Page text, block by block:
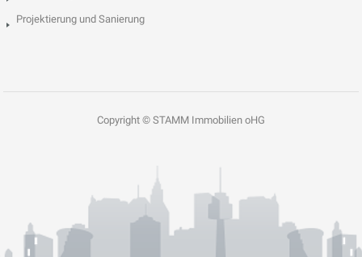
Projektierung und Sanierung
Copyright © STAMM Immobilien oHG